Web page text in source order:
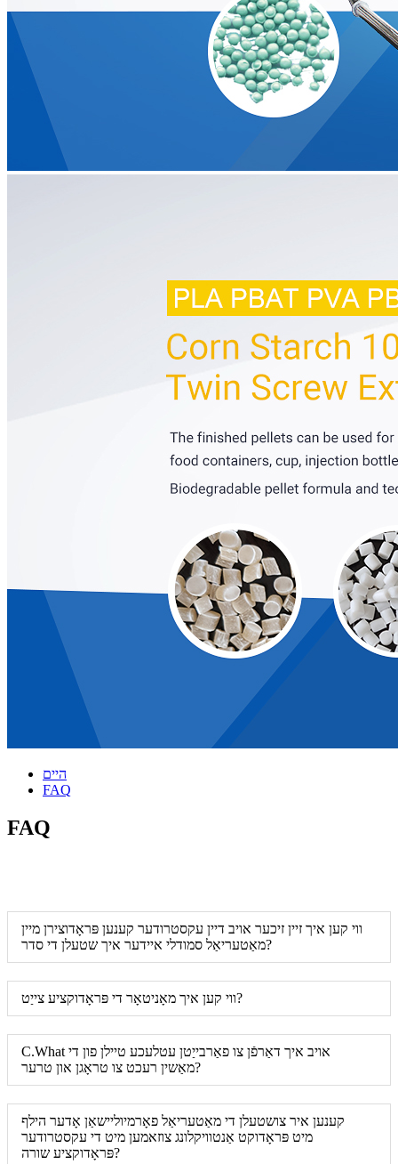
היים
FAQ
FAQ
ווי קען איך זיין זיכער אויב דיין עקסטרודער קענען פּראָדוצירן מיין
מאַטעריאַל סמודלי איידער איך שטעלן די סדר?
ווי קען איך מאָניטאָר די פּראָדוקציע צייַט?
C.What אויב איך דאַרפֿן צו פאַרבייַטן עטלעכע טיילן פון די
מאַשין רעכט צו טראָגן און טרער?
קענען איר צושטעלן די מאַטעריאַל פאָרמיוליישאַן אָדער הילף
מיט פּראָדוקט אַנטוויקלונג צוזאמען מיט די עקסטרודער
פּראָדוקציע שורה?